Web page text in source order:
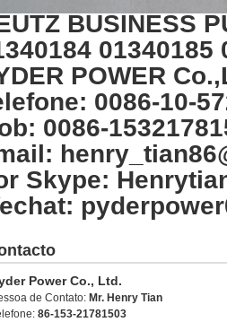
BUSINESS
01340185
POWER
0086-10-
0086-
Skype:
Power Co., Ltd.
de Contato: Mr. Henry Tian
86-153-21781503